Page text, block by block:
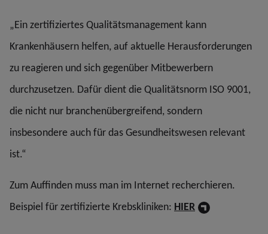
„Ein zertifiziertes Qualitätsmanagement kann
Krankenhäusern helfen, auf aktuelle Herausforderungen
zu reagieren und sich gegenüber Mitbewerbern
durchzusetzen. Dafür dient die Qualitätsnorm ISO 9001,
die nicht nur branchenübergreifend, sondern
insbesondere auch für das Gesundheitswesen relevant
ist.“
Zum Auffinden muss man im Internet recherchieren.
Beispiel für zertifizierte Krebskliniken: HIER